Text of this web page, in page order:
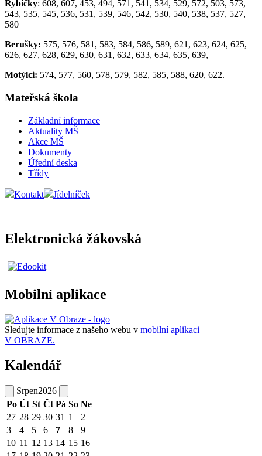
Rybičky: 608, 607, 453, 494, 571, 541, 534, 529, 572, 503, 573,
543, 535, 545, 536, 531, 539, 546, 542, 530, 540, 538, 537, 527,
580
Berušky: 575, 576, 581, 583, 584, 586, 589, 621, 623, 624, 625,
626, 627, 628, 629, 630, 631, 632, 633, 634, 635, 639,
Motýlci: 574, 577, 560, 578, 579, 582, 585, 588, 620, 622.
Mateřská škola
Základní informace
Aktuality MŠ
Akce MŠ
Dokumenty
Úřední deska
Třídy
Kontakt Jídelníček
Elektronická žákovská
Mobilní aplikace
Sledujte informace z našeho webu v mobilní aplikaci –
V OBRAZE.
Kalendář
Srpen2026
Po Út St Čt Pá So Ne
27 28 29 30 31 1
2
3
4 5 6 7 8
9
10 11 12 13 14 15 16